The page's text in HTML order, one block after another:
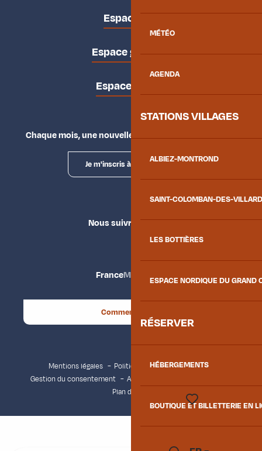
MÉTÉO
AGENDA
STATIONS VILLAGES
ALBIEZ-MONTROND
SAINT-COLOMBAN-DES-
LES BOTTIÈRES
ESPACE NORDIQUE DU GRAND
RÉSERVER
HÉBERGEMENTS
BOUTIQUE ET BILLETTERIE EN
Espace pro
Espace groupes
Espace presse
Chaque mois, une nouvelle façon d'explorer la vallée.
Je m'inscris à la newsletter
Nous suivre
FranceMaurienne
Comment venir ?
Mentions légales
Politique de confidentialité
Gestion du consentement
Accessibilité : non conforme
Plan du site